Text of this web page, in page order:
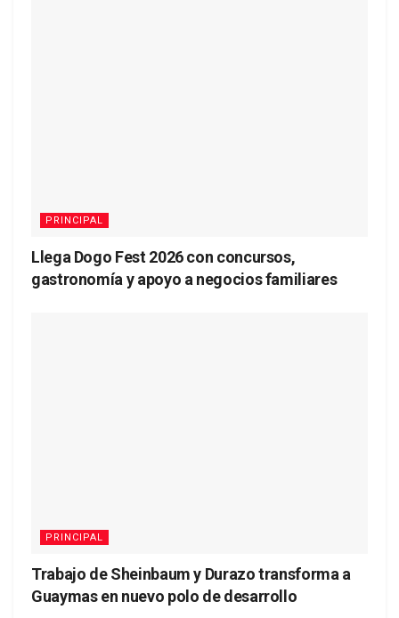
PRINCIPAL
Llega Dogo Fest 2026 con concursos,
gastronomía y apoyo a negocios familiares
PRINCIPAL
Trabajo de Sheinbaum y Durazo transforma a
Guaymas en nuevo polo de desarrollo